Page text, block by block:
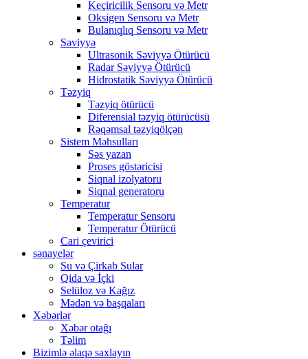
Keçiricilik Sensoru və Metr
Oksigen Sensoru və Metr
Bulanıqlıq Sensoru və Metr
Səviyyə
Ultrasonik Səviyyə Ötürücü
Radar Səviyyə Ötürücü
Hidrostatik Səviyyə Ötürücü
Təzyiq
Təzyiq ötürücü
Diferensial təzyiq ötürücüsü
Rəqəmsal təzyiqölçən
Sistem Məhsulları
Səs yazan
Proses göstəricisi
Siqnal izolyatoru
Siqnal generatoru
Temperatur
Temperatur Sensoru
Temperatur Ötürücü
Cari çevirici
sənayelər
Su və Çirkab Sular
Qida və İçki
Selüloz və Kağız
Mədən və başqaları
Xəbərlər
Xəbər otağı
Təlim
Bizimlə əlaqə saxlayın